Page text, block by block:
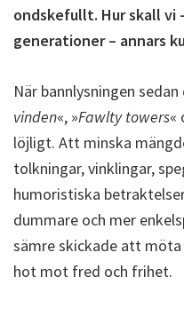
ondskefullt. Hur skall vi
generationer – annars
När bannlysningen
vinden«, »Fawlty towers«
löjligt. Att minska
tolkningar, vinklingar,
humoristiska
dummare och mer
sämre skickade att
hot mot fred och frihet.